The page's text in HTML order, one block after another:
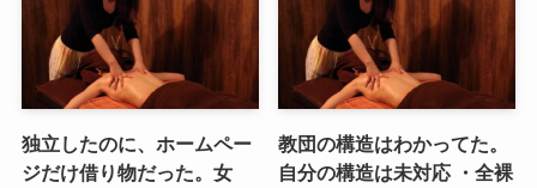
独立したのに、ホームペー
ジだけ借り物だった。女
教団の構造はわかってた。
自分の構造は未対応 ・全裸